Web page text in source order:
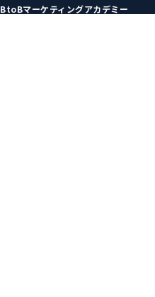
BtoBマーケティングアカデミー